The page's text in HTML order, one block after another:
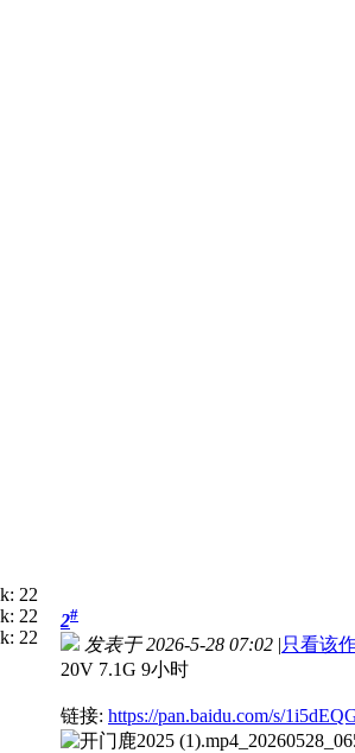
2#
发表于 2026-5-28 07:02 |只看该
20V 7.1G 9小时
链接: https://pan.baidu.com/s/